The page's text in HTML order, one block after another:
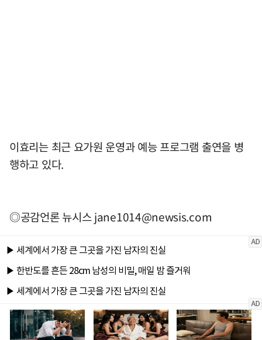
이효리는 최근 요가원 운영과 예능 프로그램 출연을 병
행하고 있다.
◎공감언론 뉴시스jane1014@newsis.com